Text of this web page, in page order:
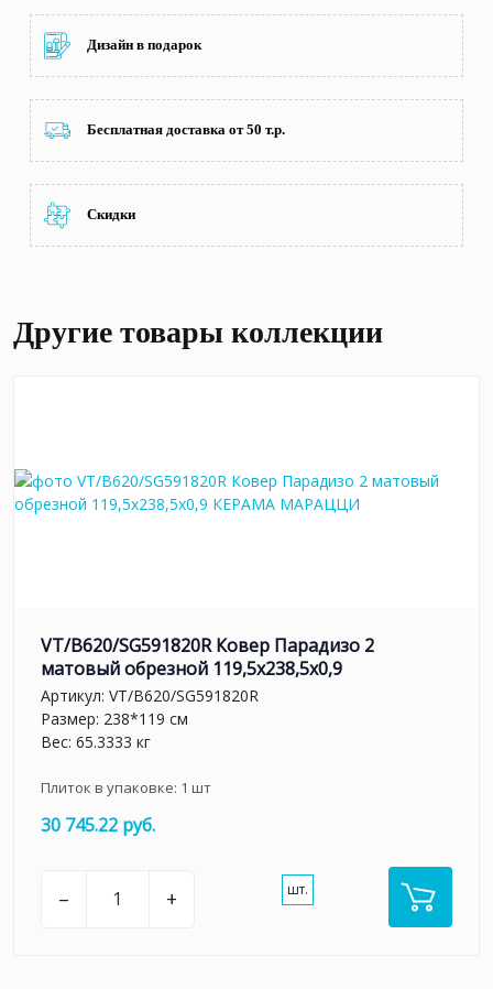
Дизайн в подарок
Бесплатная доставка от 50 т.р.
Скидки
Другие товары коллекции
VT/B620/SG591820R Ковер Парадизо 2
матовый обрезной 119,5x238,5x0,9
Артикул: VT/B620/SG591820R
Размер: 238*119 см
Вес: 65.3333 кг
Плиток в упаковке: 1 шт
30 745.22 руб.
– + шт.